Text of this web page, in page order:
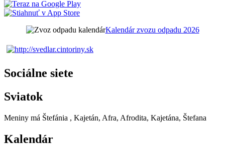
Kalendár zvozu odpadu 2026
Sociálne siete
Sviatok
Meniny má Štefánia , Kajetán, Afra, Afrodita, Kajetána, Štefana
Kalendár